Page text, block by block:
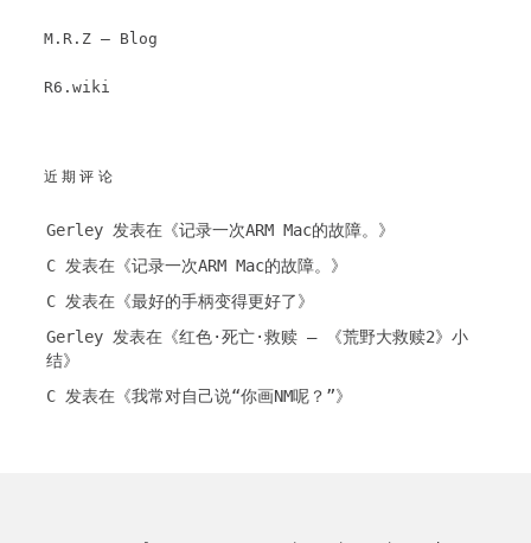
M.R.Z – Blog
R6.wiki
近期评论
Gerley发表在《记录一次ARM Mac的故障。 》
C发表在《记录一次ARM Mac的故障。 》
C发表在《最好的手柄变得更好了》
Gerley发表在《红色·死亡·救赎 – 《荒野大救赎2》小
结》
C发表在《我常对自己说“你画NM呢？”》